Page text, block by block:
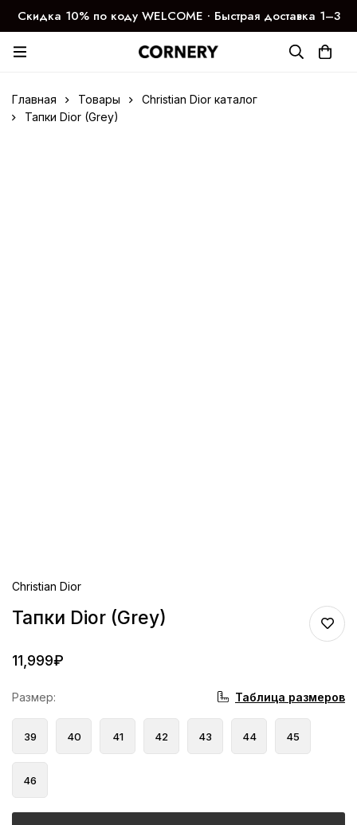
Скидка 10% по коду WELCOME ∙ Быстрая доставка 1–3
дня
Главная Товары
Christian Dior каталог
Тапки Dior (Grey)
Christian Dior
Тапки Dior (Grey)
11,999₽
Размер: Таблица размеров
39 40 41 42 43 44 45
46